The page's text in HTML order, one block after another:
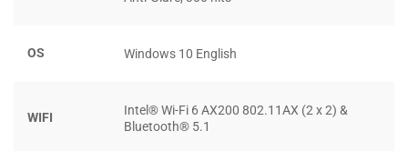
OS Windows 10 English
WIFI
Intel® Wi-Fi 6 AX200 802.11AX (2 x 2) &
Bluetooth® 5.1